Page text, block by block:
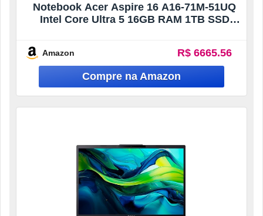
Notebook Acer Aspire 16 A16-71M-51UQ
Intel Core Ultra 5 16GB RAM 1TB SSD
Amazon R$ 6665.56